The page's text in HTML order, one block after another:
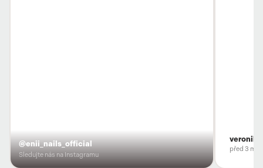
@enii_nails_official
Sledujte nás na Instagramu
před 3